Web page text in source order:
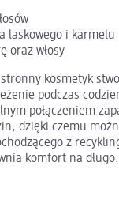
laskowego i karmelu
oraz włosy
kosmetyk
podczas
połączeniem
dzięki czemu
z
komfort na długo.